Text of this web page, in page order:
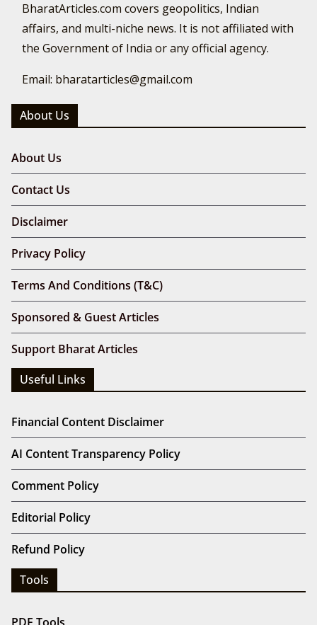
BharatArticles.com covers geopolitics, Indian
affairs, and multi-niche news. It is not affiliated with
the Government of India or any official agency.
Email: bharatarticles@gmail.com
About Us
About Us
Contact Us
Disclaimer
Privacy Policy
Terms And Conditions (T&C)
Sponsored & Guest Articles
Support Bharat Articles
Useful Links
Financial Content Disclaimer
AI Content Transparency Policy
Comment Policy
Editorial Policy
Refund Policy
Tools